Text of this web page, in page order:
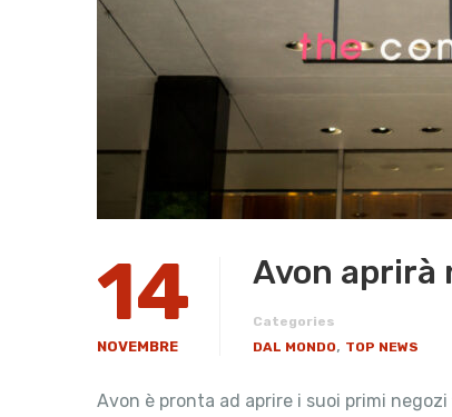
14
NOVEMBRE
Avon aprirà
Categories
DAL MONDO, TOP NEWS
Avon è pronta ad aprire i suoi primi